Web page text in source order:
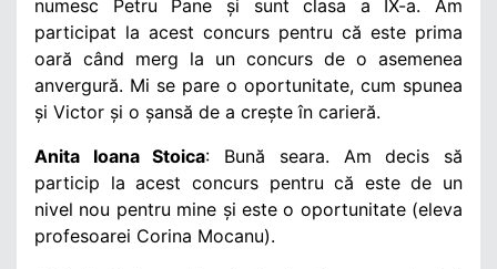
numesc Petru Pane și sunt clasa a IX-a. Am
participat la acest concurs pentru că este prima
oară când merg la un concurs de o asemenea
anvergură. Mi se pare o oportunitate, cum spunea
și Victor și o șansă de a crește în carieră.
Anita Ioana Stoica: Bună seara. Am decis să
particip la acest concurs pentru că este de un
nivel nou pentru mine și este o oportunitate (eleva
profesoarei Corina Mocanu).